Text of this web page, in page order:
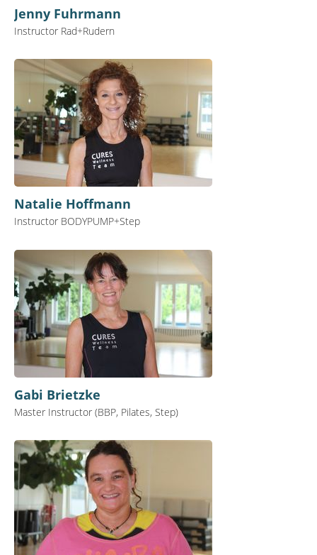
Jenny Fuhrmann
Instructor Rad+Rudern
Natalie Hoffmann
Instructor BODYPUMP+Step
Gabi Brietzke
Master Instructor (BBP, Pilates, Step)